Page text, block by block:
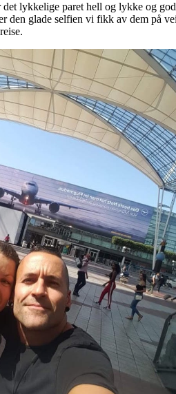
lykkelige paret hell og lykke og god
den glade selfien vi fikk av dem på